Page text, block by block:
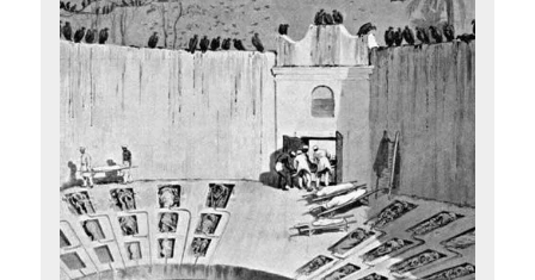
Kuledenin avlusuna çıkan eskiden merdivenleri olmayan yüksek
giriş